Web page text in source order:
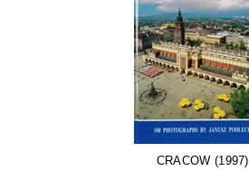
CRACOW (1997)